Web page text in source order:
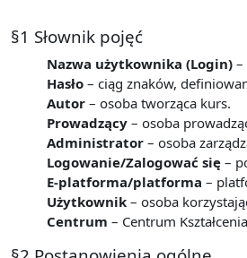
§1 Słownik pojęć
Nazwa użytkownika (Login) –
Hasło – ciąg znaków,
Autor – osoba tworząca kurs.
Prowadzący – osoba
Administrator – osoba
Logowanie/Zalogować się –
E-platforma/platforma –
Użytkownik – osoba
Centrum – Centrum